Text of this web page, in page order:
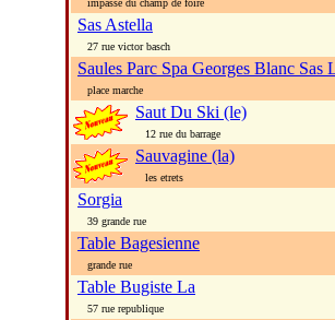
impasse du champ de foire
Sas Astella
27 rue victor basch
Saules Parc Spa Georges Blanc Sas
place marche
Saut Du Ski (le)
12 rue du barrage
Sauvagine (la)
les etrets
Sorgia
39 grande rue
Table Bagesienne
grande rue
Table Bugiste La
57 rue republique